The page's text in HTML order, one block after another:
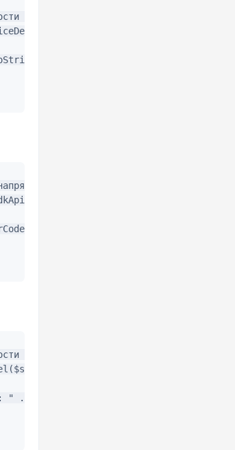
до модели ina219
C.CString("ina219"),
и мощности
err)
до модели ina219
>cdata, "ina219",
. $errCode . " \n");